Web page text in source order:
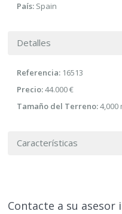
País: Spain
Detalles
Referencia: 16513
Precio:44.000 €
Tamaño del Terreno:4,000
Características
Contacte a su